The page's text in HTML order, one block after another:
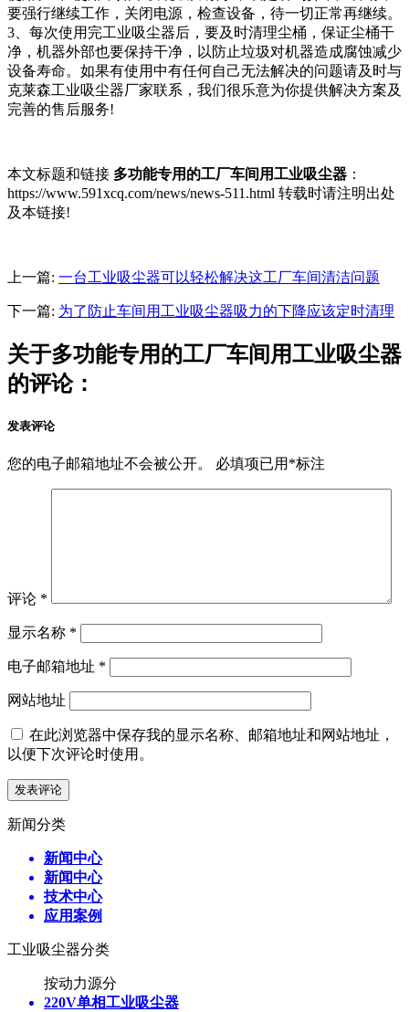
要强行继续工作，关闭电源，检查设备，待一切正常再继续。
3、每次使用完工业吸尘器后，要及时清理尘桶，保证尘桶干
净，机器外部也要保持干净，以防止垃圾对机器造成腐蚀减少
设备寿命。如果有使用中有任何自己无法解决的问题请及时与
克莱森工业吸尘器厂家联系，我们很乐意为你提供解决方案及
完善的售后服务!
本文标题和链接 多功能专用的工厂车间用工业吸尘器 ：
https://www.591xcq.com/news/news-511.html 转载时请注明出处
及本链接!
上一篇: 一台工业吸尘器可以轻松解决这工厂车间清洁问题
下一篇: 为了防止车间用工业吸尘器吸力的下降应该定时清理
关于多功能专用的工厂车间用工业吸尘器
的评论：
发表评论
您的电子邮箱地址不会被公开。 必填项已用 *标注
评论 *
显示名称 *
电子邮箱地址 *
网站地址
在此浏览器中保存我的显示名称、邮箱地址和网站地址，
以便下次评论时使用。
新闻分类
新闻中心
新闻中心
技术中心
应用案例
工业吸尘器分类
按动力源分
220V单相工业吸尘器